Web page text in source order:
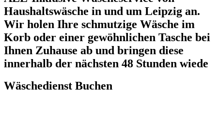
Haushaltswäsche in und um Leipzig an.
Wir holen Ihre schmutzige Wäsche im
Korb oder einer gewöhnlichen Tasche bei
Ihnen Zuhause ab und bringen diese
innerhalb der nächsten 48 Stunden wiede
Wäschedienst Buchen